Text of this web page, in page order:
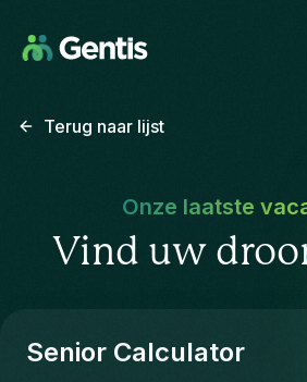
Terug naar lijst
Onze laatste
Vind uw
Senior Calculator